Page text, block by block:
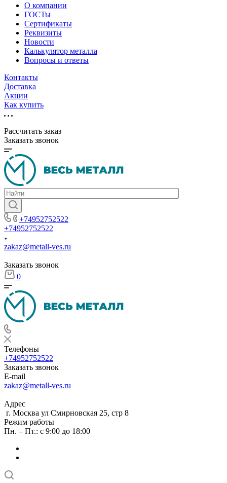
О компании
ГОСТы
Сертификаты
Реквизиты
Новости
Калькулятор металла
Вопросы и ответы
Контакты
Доставка
Акции
Как купить
Рассчитать заказ
Заказать звонок
+74952752522
+74952752522
zakaz@metall-ves.ru
Заказать звонок
0
Телефоны
+74952752522
Заказать звонок
E-mail
zakaz@metall-ves.ru
Адрес
г. Москва ул Смирновская 25, стр 8
Режим работы
Пн. – Пт.: с 9:00 до 18:00